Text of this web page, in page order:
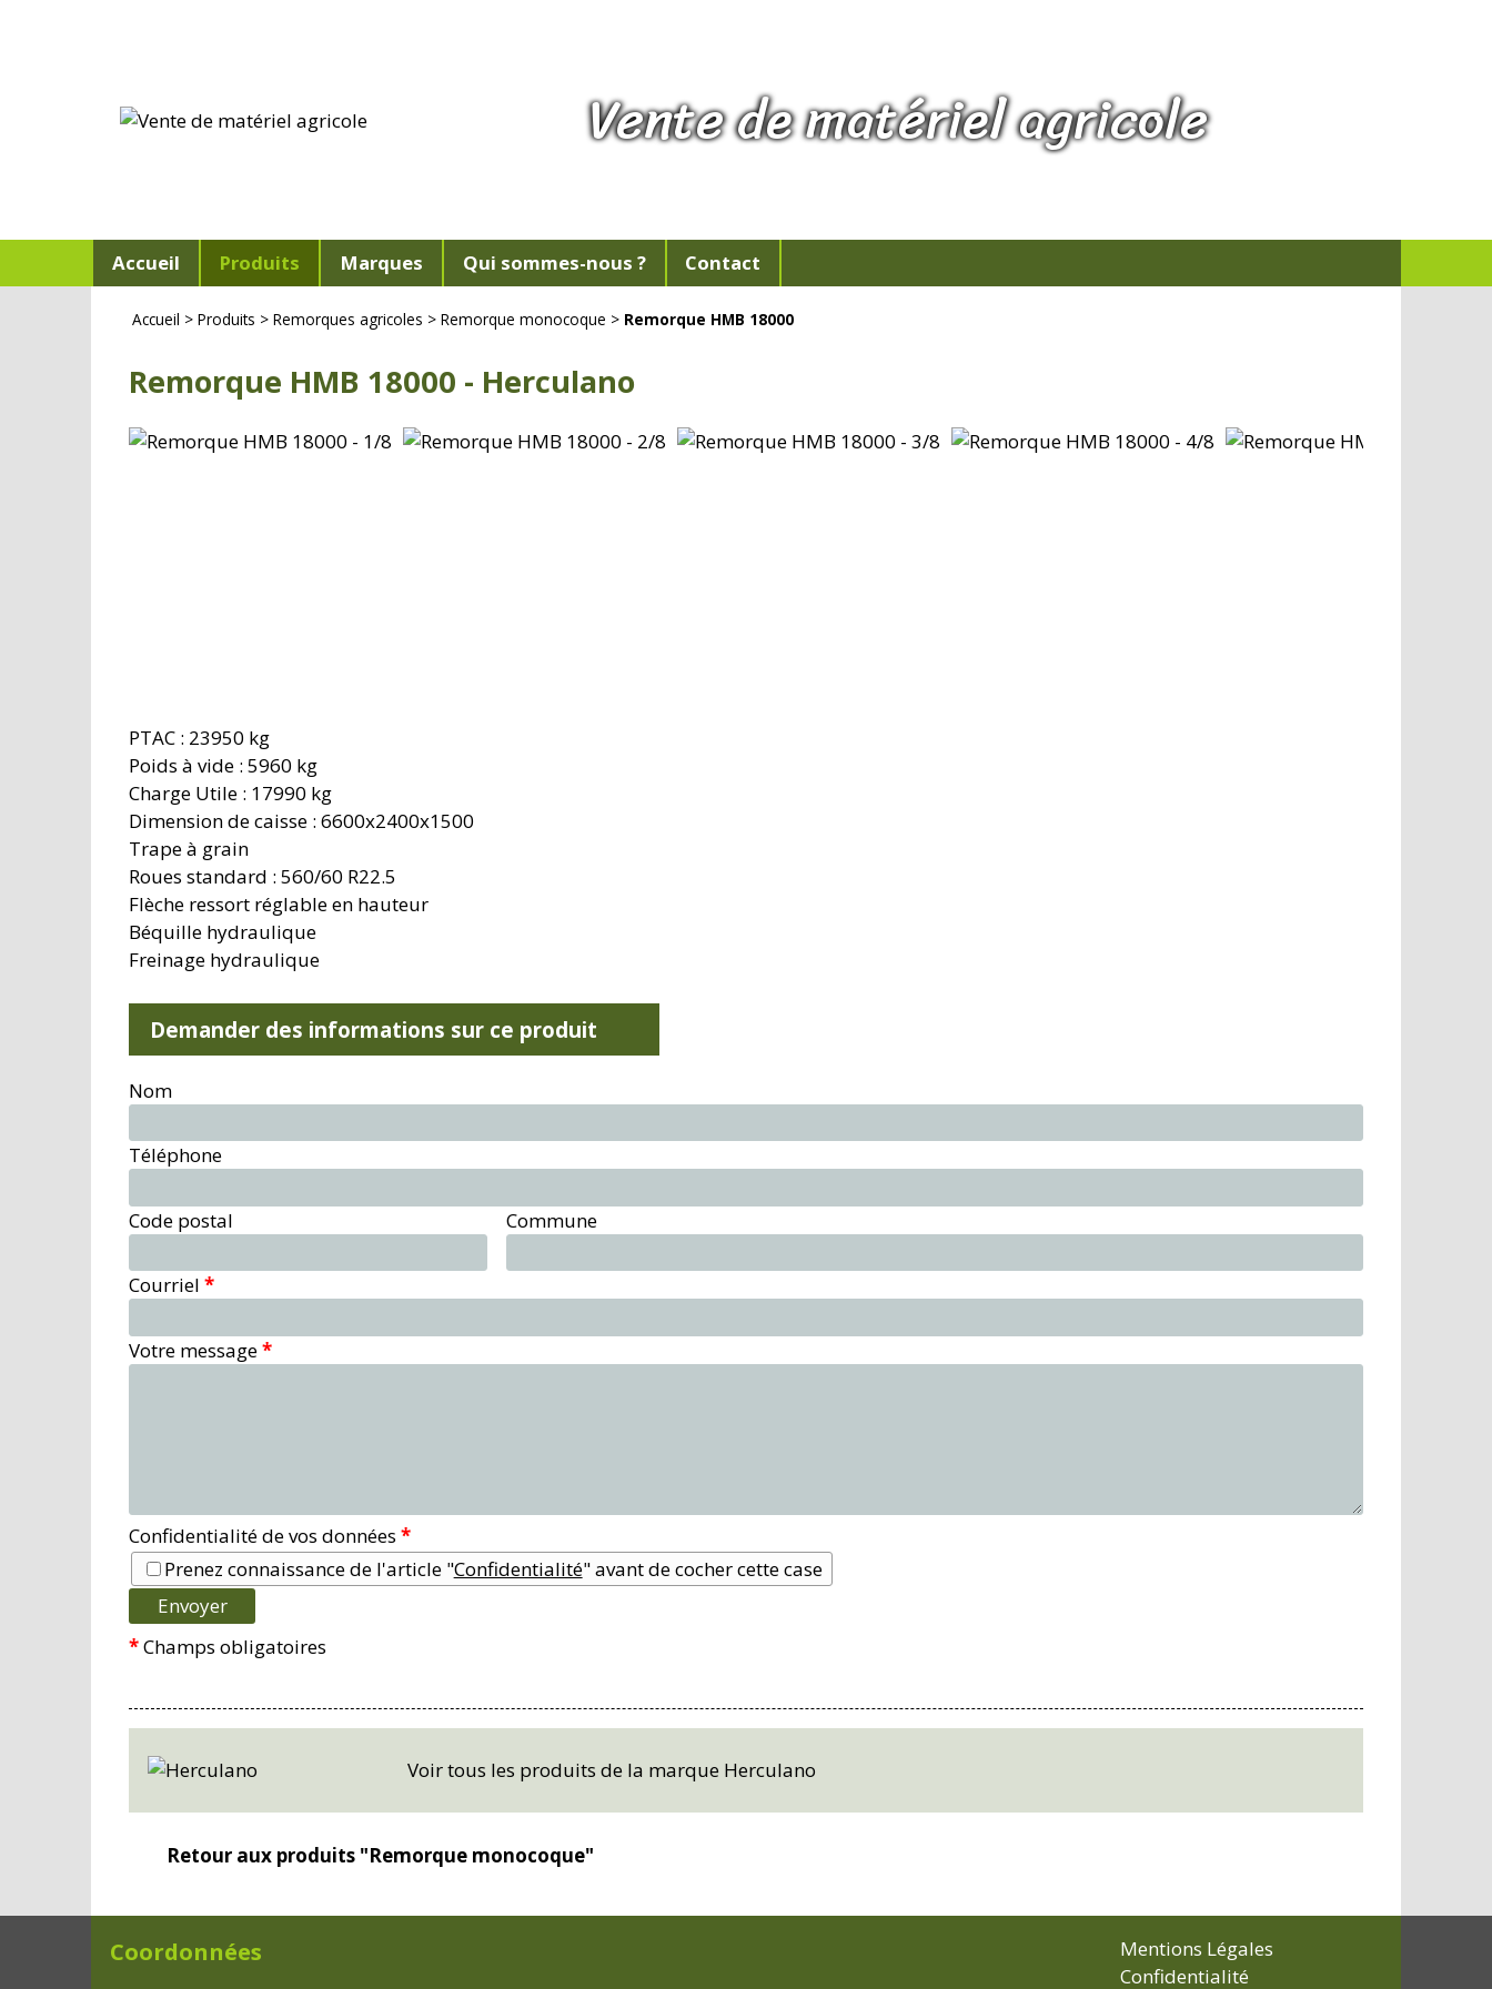
Vente de matériel agricole
Accueil Produits Marques Qui sommes-nous ? Contact
Accueil >Produits >Remorques agricoles >Remorque monocoque > Remorque HMB 18000
Remorque HMB 18000 - Herculano
PTAC : 23950 kg
Poids à vide : 5960 kg
Charge Utile : 17990 kg
Dimension de caisse : 6600x2400x1500
Trape à grain
Roues standard : 560/60 R22.5
Flèche ressort réglable en hauteur
Béquille hydraulique
Freinage hydraulique
Demander des informations sur ce produit
Nom
Téléphone
Code postal Commune
Courriel *
Votre message*
Confidentialité de vos données *
Prenez connaissance de l'article "Confidentialité" avant de cocher cette case
*Champs obligatoires
Voir tous les produits de la marque Herculano
Retour aux produits "Remorque monocoque"
Coordonnées
Mentions Légales
Confidentialité